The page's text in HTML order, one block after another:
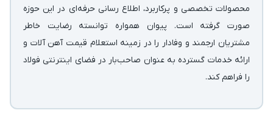
محصولات تخصصی و پرکاربرد، اطلاع رسانی حرفه‌ای در این حوزه
صورت گرفته است. پیوان همواره توانسته رضایت خاطر
مشتریان ارجمند و وفادار را در زمینه استعلام قیمت آهن آلات و
ارائه خدمات گسترده به عنوان صاحب‌بار در فضای اینترنتی فولاد
را فراهم کند.